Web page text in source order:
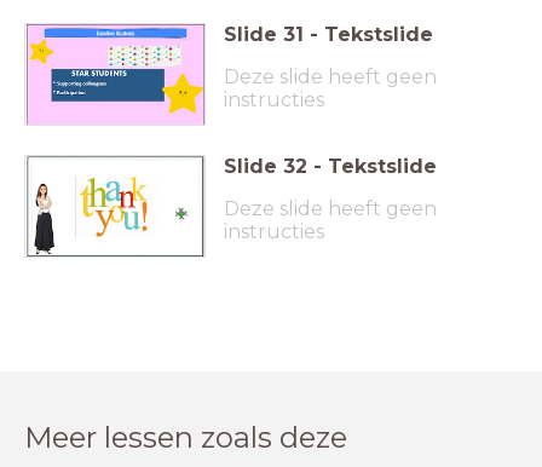
Slide 31 - Tekstslide
Deze slide heeft geen
instructies
Slide 32 - Tekstslide
Deze slide heeft geen
instructies
Meer lessen zoals deze